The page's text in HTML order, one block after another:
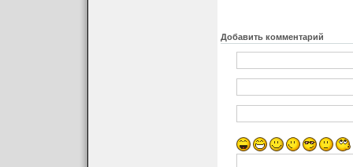
Добавить комментарий